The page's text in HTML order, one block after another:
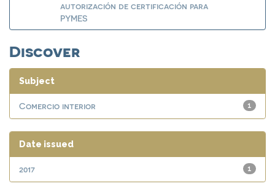
autorización de certificación para
PYMES
Discover
Subject
1
Comercio interior
Date issued
1
2017